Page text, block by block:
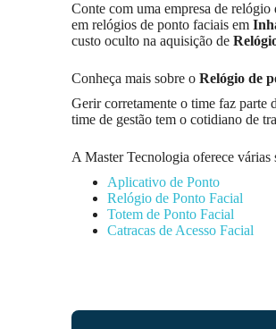
Conte com uma empresa de
em relógios de ponto faciais em
custo oculto na aquisição de
Conheça mais sobre o Relógio de
Gerir corretamente o time faz parte
time de gestão tem o cotidiano de
A Master Tecnologia oferece várias
Aplicativo de Ponto
Relógio de Ponto Facial
Totem de Ponto Facial
Catracas de Acesso Facial